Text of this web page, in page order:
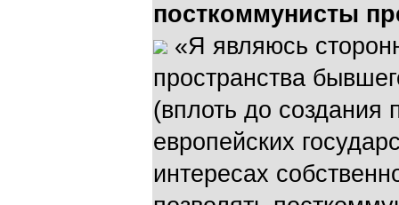
посткоммунисты
«Я являюсь
пространства
(вплоть до создания
европейских
интересах